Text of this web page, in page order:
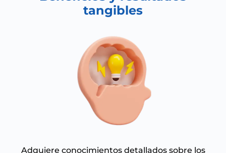
tangibles
Adquiere conocimientos detallados sobre los